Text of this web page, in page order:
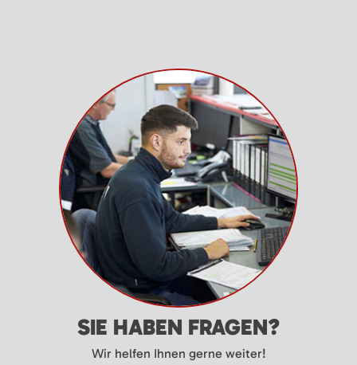
SIE HABEN FRAGEN?
Wir helfen Ihnen gerne weiter!